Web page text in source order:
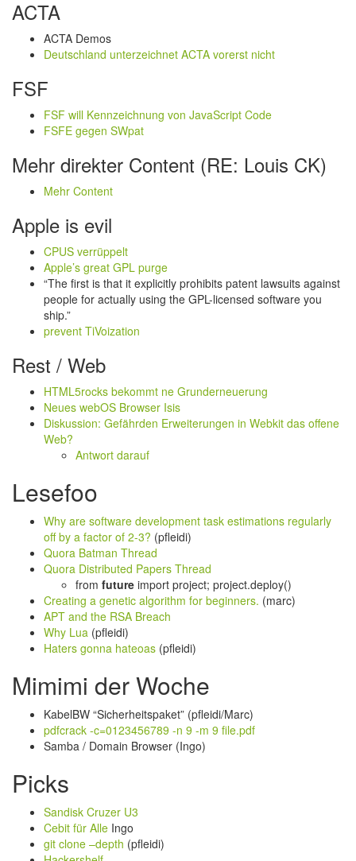
ACTA
ACTA Demos
Deutschland unterzeichnet ACTA vorerst nicht
FSF
FSF will Kennzeichnung von JavaScript Code
FSFE gegen SWpat
Mehr direkter Content (RE: Louis CK)
Mehr Content
Apple is evil
CPUS verrüppelt
Apple’s great GPL purge
“The first is that it explicitly prohibits patent lawsuits against
people for actually using the GPL-licensed software you
ship.”
prevent TiVoization
Rest / Web
HTML5rocks bekommt ne Grunderneuerung
Neues webOS Browser Isis
Diskussion: Gefährden Erweiterungen in Webkit das offene
Web?
Antwort darauf
Lesefoo
Why are software development task estimations regularly
off by a factor of 2-3? (pfleidi)
Quora Batman Thread
Quora Distributed Papers Thread
from future import project; project.deploy()
Creating a genetic algorithm for beginners. (marc)
APT and the RSA Breach
Why Lua (pfleidi)
Haters gonna hateoas (pfleidi)
Mimimi der Woche
KabelBW “Sicherheitspaket” (pfleidi/Marc)
pdfcrack -c=0123456789 -n 9 -m 9 file.pdf
Samba / Domain Browser (Ingo)
Picks
Sandisk Cruzer U3
Cebit für Alle Ingo
git clone –depth (pfleidi)